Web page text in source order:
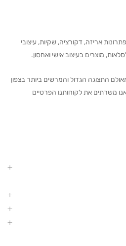
אריזה, דקורציה, שקיות, עיצובי
מוצרים בעיצוב אישי ואחסון.
התצוגה הגדול והמרשים ביותר בצפון
וממנו אנו משרתים את לקוחותנו הפרטיים